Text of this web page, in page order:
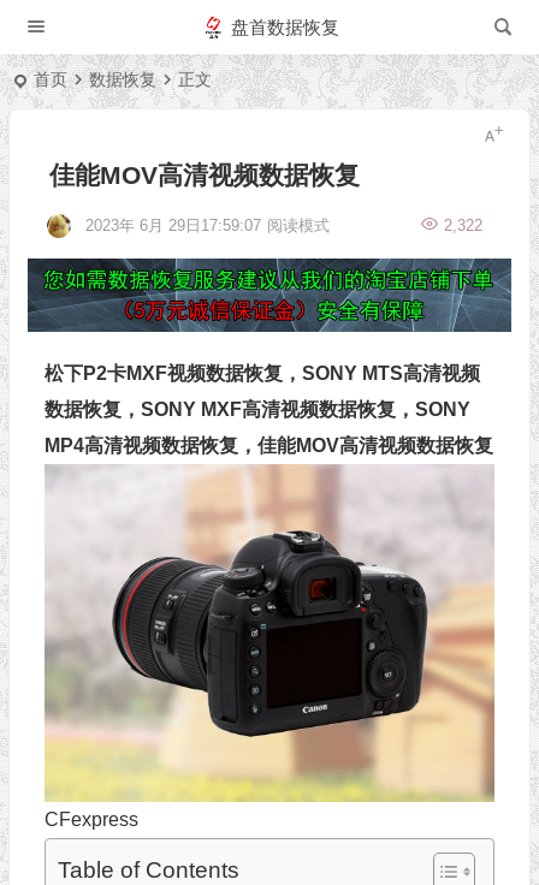
盘首数据恢复
首页 数据恢复 正文
佳能MOV高清视频数据恢复
2023年 6月 29日17:59:07 2,322
阅读模式
松下P2卡MXF视频数据恢复，SONY MTS高清视频
数据恢复，SONY MXF高清视频数据恢复，SONY
MP4高清视频数据恢复，佳能MOV高清视频数据恢复
CFexpress
Table of Contents